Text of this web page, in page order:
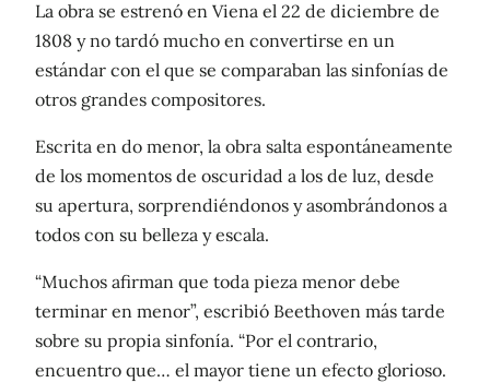
La obra se estrenó en Viena el 22 de diciembre de
1808 y no tardó mucho en convertirse en un
estándar con el que se comparaban las sinfonías de
otros grandes compositores.
Escrita en do menor, la obra salta espontáneamente
de los momentos de oscuridad a los de luz, desde
su apertura, sorprendiéndonos y asombrándonos a
todos con su belleza y escala.
“Muchos afirman que toda pieza menor debe
terminar en menor”, ​​escribió Beethoven más tarde
sobre su propia sinfonía. “Por el contrario,
encuentro que… el mayor tiene un efecto glorioso.